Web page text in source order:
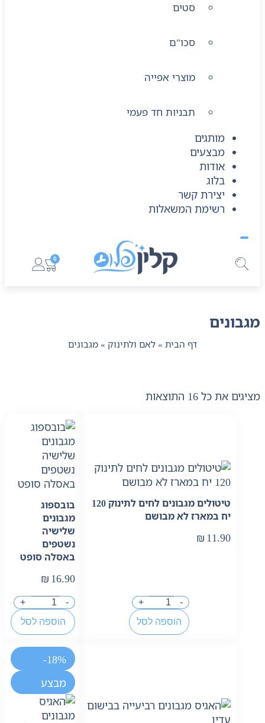
0
סטים
סכו"ם
מוצרי אפייה
תבניות חד פעמי
מותגים
מבצעים
אודות
בלוג
יצירת קשר
רשימת המשאלות
מגבונים
דף הבית » לאם ולתינוק » מגבונים
מציגים את כל ⁦16⁩ התוצאות
טיטולים מגבונים לחים לתינוק 120
יח במארז לא מבושם
₪ 11.90
-
+
הוספה לסל
בובספוג
מגבונים
שלישיה
נשטפים
באסלה סופט
₪ 16.90
-
+
הוספה לסל
-18%
מבצע